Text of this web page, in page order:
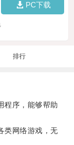
PC下载
排行
序，能够帮助
网络游戏，无